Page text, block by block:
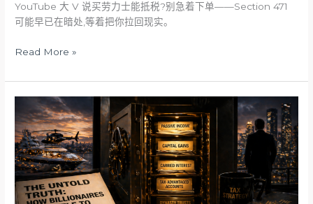
YouTube 大 V 说买劳力士能抵税?别急着下单——Section 471
可能早已在暗处,等着把你拉回现实。
Read More »
开
亿
万
富
翁
近